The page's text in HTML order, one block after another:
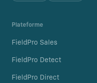
Plateforme
FieldPro Sales
FieldPro Detect
FieldPro Direct